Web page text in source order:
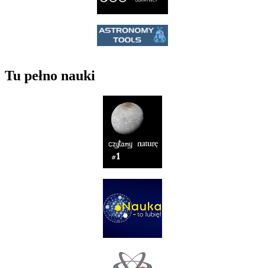
Tu pełno nauki